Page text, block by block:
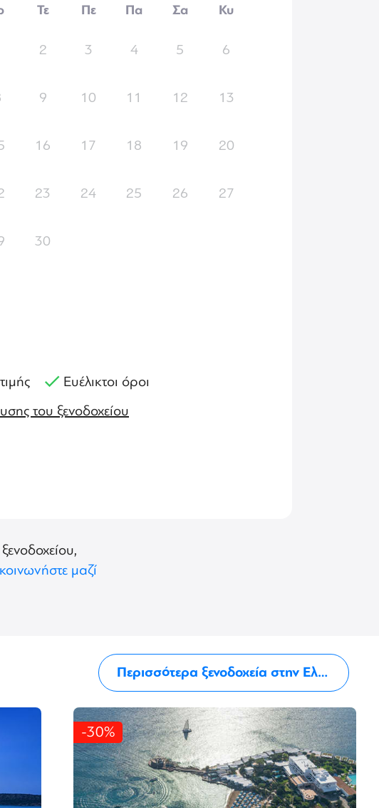
Τε Πε Πα Σα Κυ
2 3 4 5 6
9 10 11 12 13
16 17 18 19 20
23 24 25 26 27
30
Ευέλικτοι όροι
του ξενοδοχείου
μαζί
-30%
Περισσότερα ξενοδοχεία στην Ελούντα